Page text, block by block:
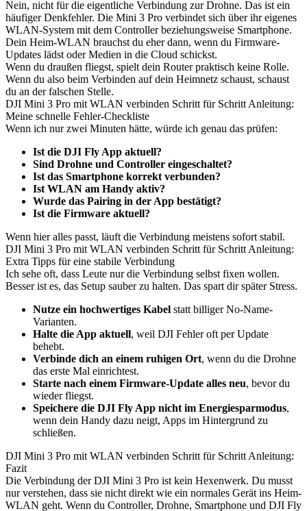
Nein, nicht für die eigentliche Verbindung zur Drohne. Das ist ein
häufiger Denkfehler. Die Mini 3 Pro verbindet sich über ihr eigenes
WLAN-System mit dem Controller beziehungsweise Smartphone.
Dein Heim-WLAN brauchst du eher dann, wenn du Firmware-
Updates lädst oder Medien in die Cloud schickst.
Wenn du draußen fliegst, spielt dein Router praktisch keine Rolle.
Wenn du also beim Verbinden auf dein Heimnetz schaust, schaust
du an der falschen Stelle.
DJI Mini 3 Pro mit WLAN verbinden Schritt für Schritt Anleitung:
Meine schnelle Fehler-Checkliste
Wenn ich nur zwei Minuten hätte, würde ich genau das prüfen:
Ist die DJI Fly App aktuell?
Sind Drohne und Controller eingeschaltet?
Ist das Smartphone korrekt verbunden?
Ist WLAN am Handy aktiv?
Wurde das Pairing in der App bestätigt?
Ist die Firmware aktuell?
Wenn hier alles passt, läuft die Verbindung meistens sofort stabil.
DJI Mini 3 Pro mit WLAN verbinden Schritt für Schritt Anleitung:
Extra Tipps für eine stabile Verbindung
Ich sehe oft, dass Leute nur die Verbindung selbst fixen wollen.
Besser ist es, das Setup sauber zu halten. Das spart dir später Stress.
Nutze ein hochwertiges Kabel statt billiger No-Name-
Varianten.
Halte die App aktuell, weil DJI Fehler oft per Update
behebt.
Verbinde dich an einem ruhigen Ort, wenn du die Drohne
das erste Mal einrichtest.
Starte nach einem Firmware-Update alles neu, bevor du
wieder fliegst.
Speichere die DJI Fly App nicht im Energiesparmodus,
wenn dein Handy dazu neigt, Apps im Hintergrund zu
schließen.
DJI Mini 3 Pro mit WLAN verbinden Schritt für Schritt Anleitung:
Fazit
Die Verbindung der DJI Mini 3 Pro ist kein Hexenwerk. Du musst
nur verstehen, dass sie nicht direkt wie ein normales Gerät ins Heim-
WLAN geht. Wenn du Controller, Drohne, Smartphone und DJI Fly